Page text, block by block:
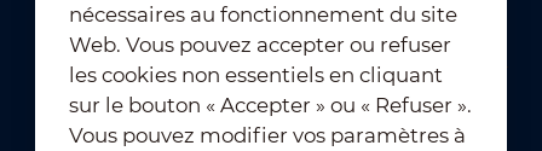
nécessaires au fonctionnement du site
Web. Vous pouvez accepter ou refuser
les cookies non essentiels en cliquant
sur le bouton « Accepter » ou « Refuser ».
Vous pouvez modifier vos paramètres à